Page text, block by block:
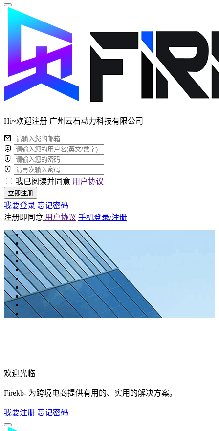
Hi~欢迎注册 广州云石动力科技有限公司
我已阅读并同意 用户协议
立即注册
我要登录 忘记密码
注册即同意 用户协议 手机登录/注册
欢迎光临
Firekb- 为跨境电商提供有用的、实用的解决方案。
我要注册 忘记密码